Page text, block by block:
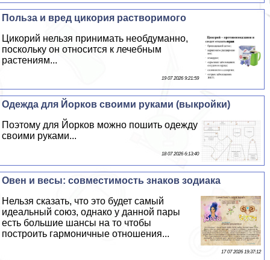
Польза и вред цикория растворимого
Цикорий нельзя принимать необдуманно,
поскольку он относится к лечебным
растениям...
19 07 2026 9:21:59
Одежда для Йорков своими руками (выкройки)
Поэтому для Йорков можно пошить одежду
своими руками...
18 07 2026 6:13:40
Овен и весы: совместимость знаков зодиака
Нельзя сказать, что это будет самый
идеальный союз, однако у данной пары
есть большие шансы на то чтобы
построить гармоничные отношения...
17 07 2026 19:37:12